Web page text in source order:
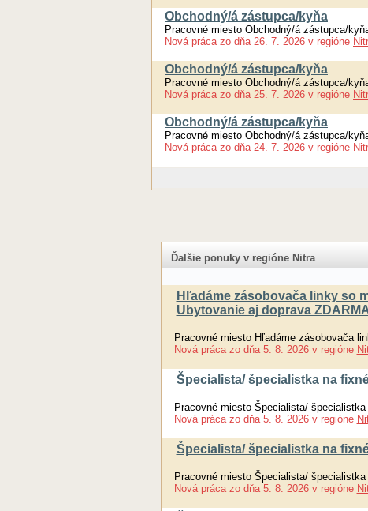
Obchodný/á zástupca/kyňa
Pracovné miesto Obchodný/á zástupca/
Nová práca zo dňa 26. 7. 2026 v regióne
Obchodný/á zástupca/kyňa
Pracovné miesto Obchodný/á zástupca/
Nová práca zo dňa 25. 7. 2026 v regióne
Obchodný/á zástupca/kyňa
Pracovné miesto Obchodný/á zástupca/
Nová práca zo dňa 24. 7. 2026 v regióne
Ďalšie ponuky v regióne Nitra
Hľadáme zásobovača linky so
Ubytovanie aj doprava
Pracovné miesto Hľadáme zásobovača
Nová práca zo dňa 5. 8. 2026 v regióne
Špecialista/ špecialistka na
Pracovné miesto Špecialista/
Nová práca zo dňa 5. 8. 2026 v regióne
Špecialista/ špecialistka na
Pracovné miesto Špecialista/
Nová práca zo dňa 5. 8. 2026 v regióne